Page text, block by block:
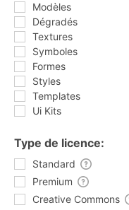
Modèles
Dégradés
Textures
Symboles
Formes
Styles
Templates
Ui Kits
Type de licence:
Standard
Premium
Creative Commons